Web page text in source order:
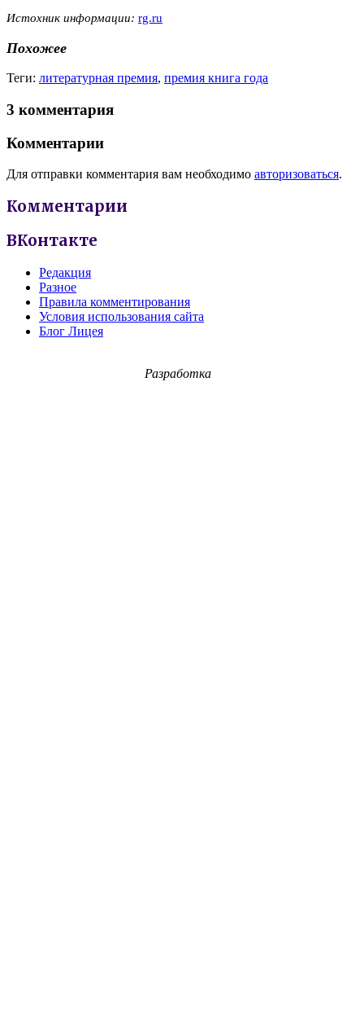
Истоxник информации: rg.ru
Похожее
Теги: литературная премия, премия книга года
3 комментария
Комментарии
Для отправки комментария вам необходимо авторизоваться.
Комментарии
ВКонтакте
Редакция
Разное
Правила комментирования
Условия использования сайта
Блог Лицея
Разработка